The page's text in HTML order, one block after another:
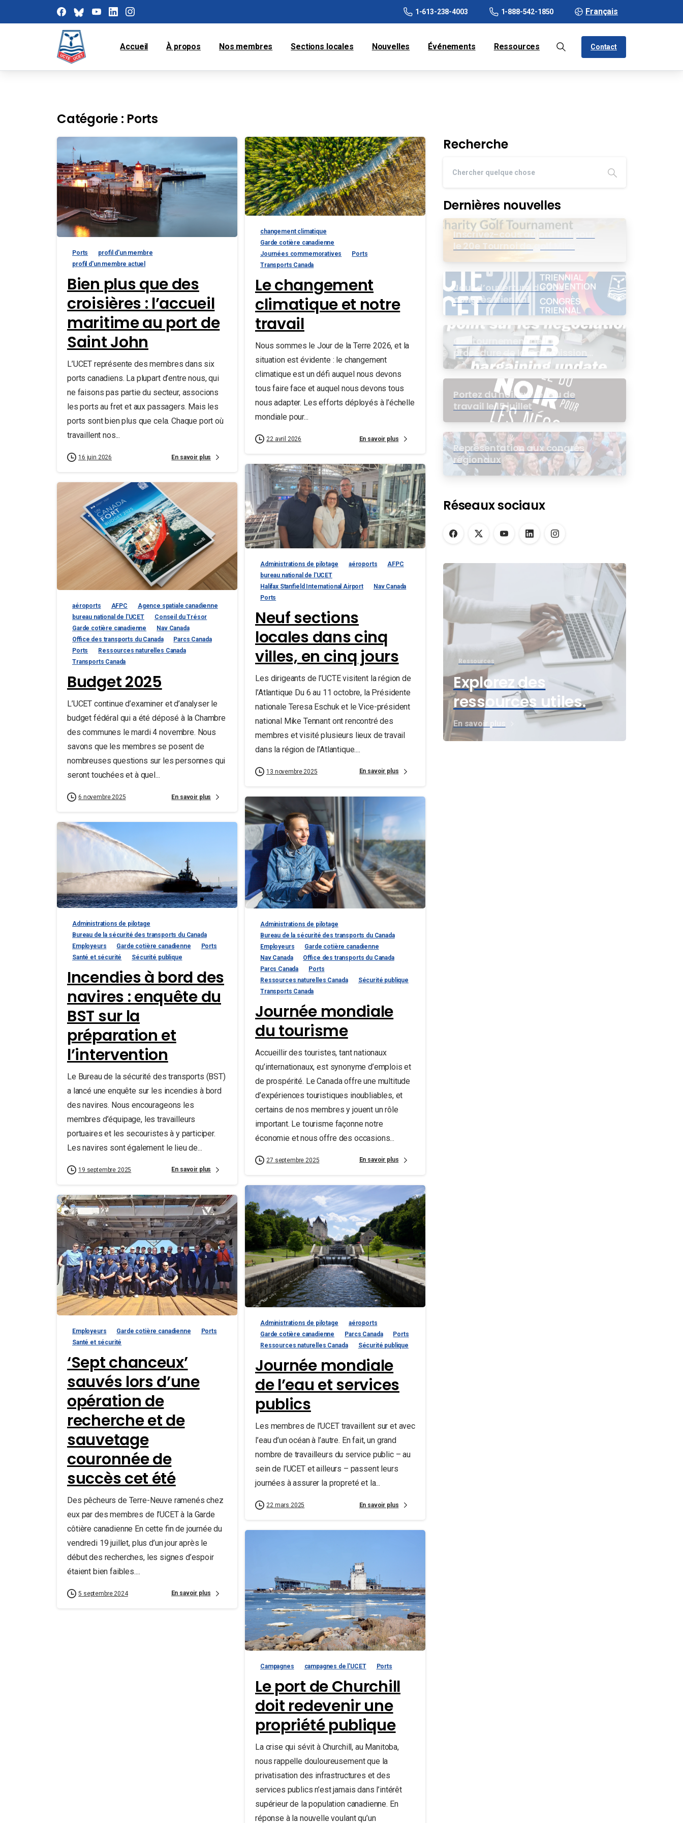
1-613-238-4003 1-888-542-1850 Français
Accueil À propos Nos membres Sections locales Nouvelles Événements Ressources Contact
Catégorie : Ports
Ports
profil d'un membre
profil d'un membre actuel
Bien plus que des
croisières : l’accueil
maritime au port de
Saint John
L’UCET représente des membres dans six
ports canadiens. La plupart d’entre nous, qui
ne faisons pas partie du secteur, associons
les ports au fret et aux passagers. Mais les
ports sont bien plus que cela. Chaque port où
travaillent nos...
16 juin 2026 En savoir plus
changement climatique
Garde cotière canadienne
Journées commemoratives
Ports
Transports Canada
Le changement
climatique et notre
travail
Nous sommes le Jour de la Terre 2026, et la
situation est évidente : le changement
climatique est un défi auquel nous devons
tous faire face et auquel nous devons tous
nous adapter. Les efforts déployés à l’échelle
mondiale pour...
22 avril 2026 En savoir plus
Administrations de pilotage aéroports
AFPC
bureau national de l'UCET
Halifax Stanfield International Airport
Nav Canada
Ports
Neuf sections
locales dans cinq
villes, en cinq jours
Les dirigeants de l’UCTE visitent la région de
l’Atlantique Du 6 au 11 octobre, la Présidente
nationale Teresa Eschuk et le Vice-président
national Mike Tennant ont rencontré des
membres et visité plusieurs lieux de travail
dans la région de l’Atlantique....
13 novembre 2025 En savoir plus
aéroports AFPC
Agence spatiale canadienne
bureau national de l'UCET
Conseil du Trésor
Garde cotière canadienne
Nav Canada
Office des transports du Canada
Parcs Canada
Ports
Ressources naturelles Canada
Transports Canada
Budget 2025
L’UCET continue d’examiner et d’analyser le
budget fédéral qui a été déposé à la Chambre
des communes le mardi 4 novembre. Nous
savons que les membres se posent de
nombreuses questions sur les personnes qui
seront touchées et à quel...
6 novembre 2025 En savoir plus
Administrations de pilotage
Bureau de la sécurité des transports du Canada
Employeurs
Garde cotière canadienne
Nav Canada
Office des transports du Canada
Parcs Canada
Ports
Ressources naturelles Canada
Sécurité publique
Transports Canada
Journée mondiale
du tourisme
Accueillir des touristes, tant nationaux
qu’internationaux, est synonyme d’emplois et
de prospérité. Le Canada offre une multitude
d’expériences touristiques inoubliables, et
certains de nos membres y jouent un rôle
important. Le tourisme façonne notre
économie et nous offre des occasions...
27 septembre 2025 En savoir plus
Administrations de pilotage
Bureau de la sécurité des transports du Canada
Employeurs
Garde cotière canadienne
Ports
Santé et sécurité
Sécurité publique
Incendies à bord des
navires : enquête du
BST sur la
préparation et
l’intervention
Le Bureau de la sécurité des transports (BST)
a lancé une enquête sur les incendies à bord
des navires. Nous encourageons les
membres d’équipage, les travailleurs
portuaires et les secouristes à y participer.
Les navires sont également le lieu de...
19 septembre 2025 En savoir plus
Administrations de pilotage
aéroports
Garde cotière canadienne
Parcs Canada
Ports
Ressources naturelles Canada
Sécurité publique
Journée mondiale
de l’eau et services
publics
Les membres de l’UCET travaillent sur et avec
l’eau d’un océan à l’autre. En fait, un grand
nombre de travailleurs du service public – au
sein de l’UCET et ailleurs – passent leurs
journées à assurer la propreté et la...
22 mars 2025 En savoir plus
Employeurs Garde cotière canadienne
Ports
Santé et sécurité
‘Sept chanceux’
sauvés lors d’une
opération de
recherche et de
sauvetage
couronnée de
succès cet été
Des pêcheurs de Terre-Neuve ramenés chez
eux par des membres de l’UCET à la Garde
côtière canadienne En cette fin de journée du
vendredi 19 juillet, plus d’un jour après le
début des recherches, les signes d’espoir
étaient bien faibles....
5 septembre 2024 En savoir plus
Campagnes campagnes de l'UCET Ports
Le port de Churchill
doit redevenir une
propriété publique
La crise qui sévit à Churchill, au Manitoba,
nous rappelle douloureusement que la
privatisation des infrastructures et des
services publics n’est jamais dans l’intérêt
supérieur de la population canadienne. En
réponse à la nouvelle voulant qu’un
Recherche
Dernières nouvelles
Inscrivez-cous aujord’hui pour
le 20e Tournoi de golf Mike
Jour d’ouverture du 20e
congrès triennal
Contournement de la
procédure de la Commission
de l’intérêt public (CIP) pour le
groupe EB
Portez du noir sur le lieu de
travail le 15 juillet
Représentation aux congrès
régionaux
Réseaux sociaux
Ressources
Explorez des
ressources utiles.
En savoir plus